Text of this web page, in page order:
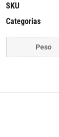
SKU
Categorias
Peso